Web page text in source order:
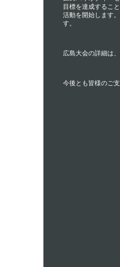
目標を達成するこ
活動を開始します
す。
広島大会の詳細は、
今後とも皆様のご